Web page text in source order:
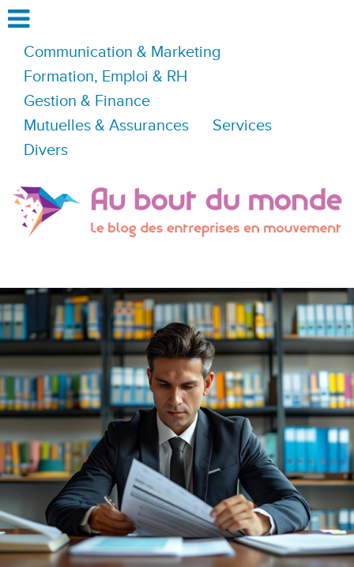
Communication & Marketing
Formation, Emploi & RH
Gestion & Finance
Mutuelles & Assurances
Services
Divers